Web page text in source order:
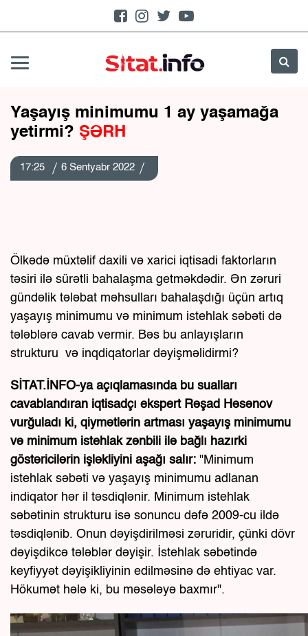
Yaşayış minimumu 1 ay yaşamağa
yetirmi? ŞƏRH
17:25 6 Sentyabr 2022
Ölkədə müxtəlif daxili və xarici iqtisadi faktorların
təsiri ilə sürətli bahalaşma getməkdədir. Ən zəruri
gündəlik tələbat məhsulları bahalaşdığı üçün artıq
yaşayış minimumu və minimum istehlak səbəti də
tələblərə cavab vermir. Bəs bu anlayışların
strukturu və inqdiqatorlar dəyişməlidirmi?
SİTAT.İNFO-ya açıqlamasında bu sualları
cavablandıran iqtisadçı ekspert Rəşad Həsənov
vurğuladı ki, qiymətlərin artması yaşayış minimumu
və minimum istehlak zənbili ilə bağlı hazırki
göstəricilərin işləkliyini aşağı salır: "Minimum
istehlak səbəti və yaşayış minimumu adlanan
indiqator hər il təsdiqlənir. Minimum istehlak
səbətinin strukturu isə sonuncu dəfə 2009-cu ildə
təsdiqlənib. Onun dəyişdirilməsi zəruridir, çünki dövr
dəyişdikcə tələblər dəyişir. İstehlak səbətində
keyfiyyət dəyişikliyinin edilməsinə də ehtiyac var.
Hökumət hələ ki, bu məsələyə baxmır".